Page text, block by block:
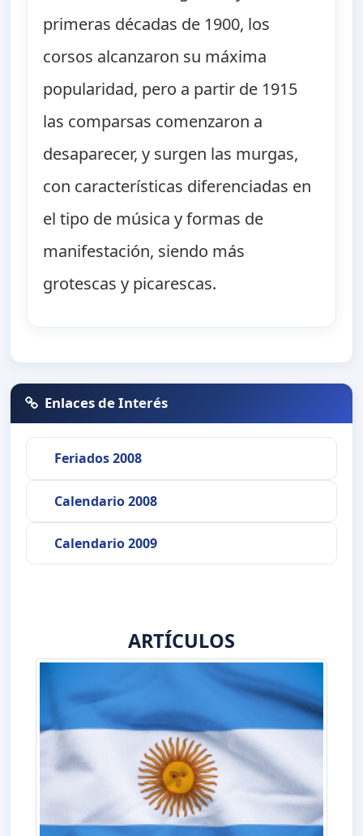
primeras décadas de 1900, los
corsos alcanzaron su máxima
popularidad, pero a partir de 1915
las comparsas comenzaron a
desaparecer, y surgen las murgas,
con características diferenciadas en
el tipo de música y formas de
manifestación, siendo más
grotescas y picarescas.
Enlaces de Interés
Feriados 2008
Calendario 2008
Calendario 2009
ARTÍCULOS